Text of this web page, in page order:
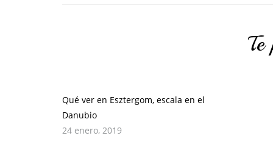
Qué ver en Esztergom, escala en el
Danubio
24 enero, 2019